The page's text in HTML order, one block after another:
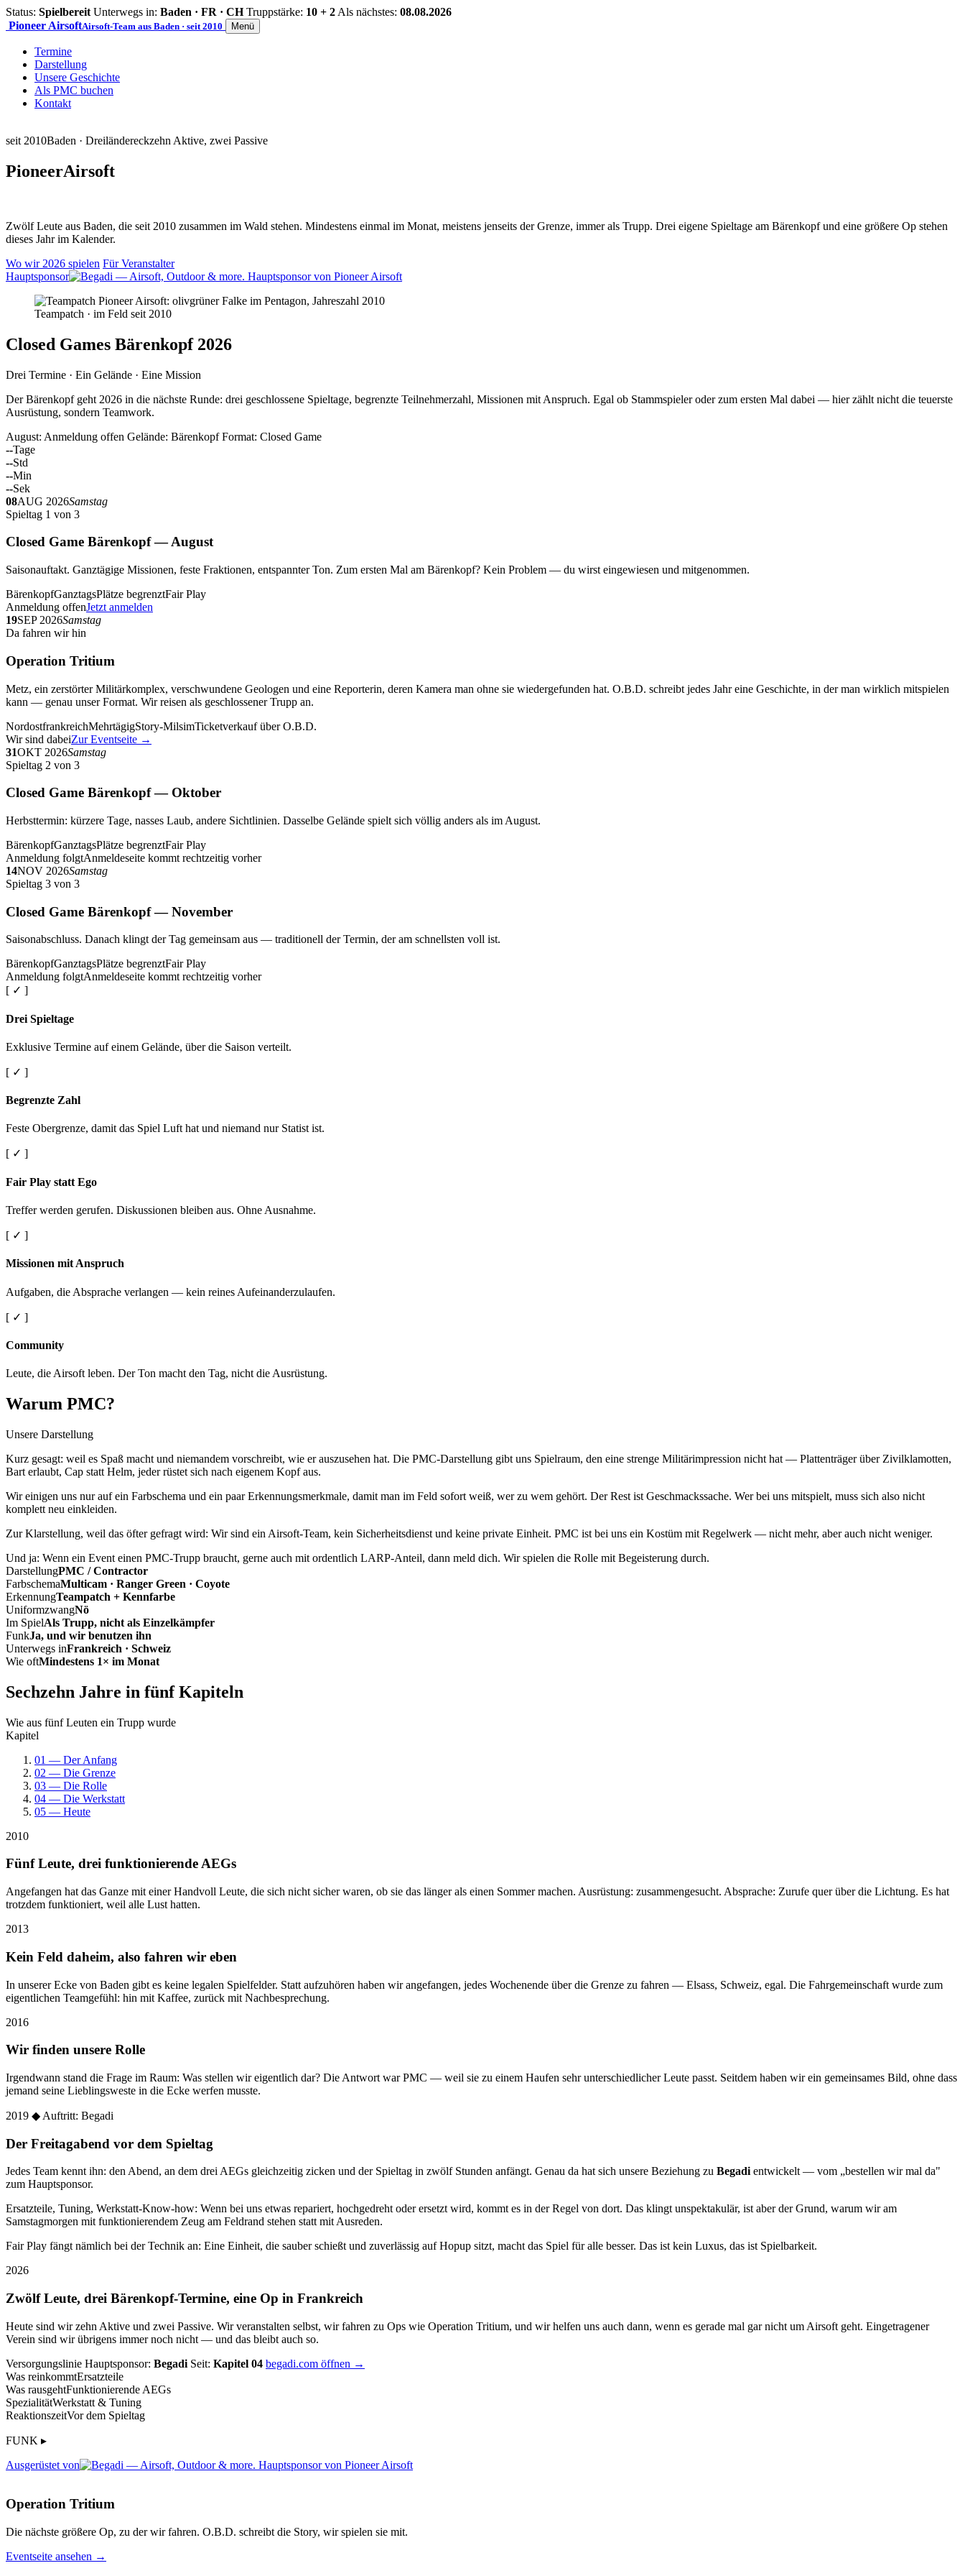
Status: Spielbereit Unterwegs in: Baden · FR · CH Truppstärke: 10 + 2 Als nächstes: 08.08.2026
Pioneer AirsoftAirsoft-Team aus Baden · seit 2010 Menü
Termine
Darstellung
Unsere Geschichte
Als PMC buchen
Kontakt
seit 2010Baden · Dreiländereckzehn Aktive, zwei Passive
PioneerAirsoft
Zwölf Leute aus Baden, die seit 2010 zusammen im Wald stehen. Mindestens einmal im Monat, meistens jenseits der Grenze, immer als Trupp. Drei eigene Spieltage am Bärenkopf und eine größere Op stehen
dieses Jahr im Kalender.
Wo wir 2026 spielen Für Veranstalter
Hauptsponsor
Teampatch · im Feld seit 2010
Closed Games Bärenkopf 2026
Drei Termine · Ein Gelände · Eine Mission
Der Bärenkopf geht 2026 in die nächste Runde: drei geschlossene Spieltage, begrenzte Teilnehmerzahl, Missionen mit Anspruch. Egal ob Stammspieler oder zum ersten Mal dabei — hier zählt nicht die teuerste
Ausrüstung, sondern Teamwork.
August: Anmeldung offen Gelände: Bärenkopf Format: Closed Game
--Tage
--Std
--Min
--Sek
08AUG 2026Samstag
Spieltag 1 von 3
Closed Game Bärenkopf — August
Saisonauftakt. Ganztägige Missionen, feste Fraktionen, entspannter Ton. Zum ersten Mal am Bärenkopf? Kein Problem — du wirst eingewiesen und mitgenommen.
BärenkopfGanztagsPlätze begrenztFair Play
Anmeldung offenJetzt anmelden
19SEP 2026Samstag
Da fahren wir hin
Operation Tritium
Metz, ein zerstörter Militärkomplex, verschwundene Geologen und eine Reporterin, deren Kamera man ohne sie wiedergefunden hat. O.B.D. schreibt jedes Jahr eine Geschichte, in der man wirklich mitspielen
kann — genau unser Format. Wir reisen als geschlossener Trupp an.
NordostfrankreichMehrtägigStory-MilsimTicketverkauf über O.B.D.
Wir sind dabeiZur Eventseite →
31OKT 2026Samstag
Spieltag 2 von 3
Closed Game Bärenkopf — Oktober
Herbsttermin: kürzere Tage, nasses Laub, andere Sichtlinien. Dasselbe Gelände spielt sich völlig anders als im August.
BärenkopfGanztagsPlätze begrenztFair Play
Anmeldung folgtAnmeldeseite kommt rechtzeitig vorher
14NOV 2026Samstag
Spieltag 3 von 3
Closed Game Bärenkopf — November
Saisonabschluss. Danach klingt der Tag gemeinsam aus — traditionell der Termin, der am schnellsten voll ist.
BärenkopfGanztagsPlätze begrenztFair Play
Anmeldung folgtAnmeldeseite kommt rechtzeitig vorher
[ ✓ ]
Drei Spieltage
Exklusive Termine auf einem Gelände, über die Saison verteilt.
[ ✓ ]
Begrenzte Zahl
Feste Obergrenze, damit das Spiel Luft hat und niemand nur Statist ist.
[ ✓ ]
Fair Play statt Ego
Treffer werden gerufen. Diskussionen bleiben aus. Ohne Ausnahme.
[ ✓ ]
Missionen mit Anspruch
Aufgaben, die Absprache verlangen — kein reines Aufeinanderzulaufen.
[ ✓ ]
Community
Leute, die Airsoft leben. Der Ton macht den Tag, nicht die Ausrüstung.
Warum PMC?
Unsere Darstellung
Kurz gesagt: weil es Spaß macht und niemandem vorschreibt, wie er auszusehen hat. Die PMC-Darstellung gibt uns Spielraum, den eine strenge Militärimpression nicht hat — Plattenträger über Zivilklamotten,
Bart erlaubt, Cap statt Helm, jeder rüstet sich nach eigenem Kopf aus.
Wir einigen uns nur auf ein Farbschema und ein paar Erkennungsmerkmale, damit man im Feld sofort weiß, wer zu wem gehört. Der Rest ist Geschmackssache. Wer bei uns mitspielt, muss sich also nicht
komplett neu einkleiden.
Zur Klarstellung, weil das öfter gefragt wird: Wir sind ein Airsoft-Team, kein Sicherheitsdienst und keine private Einheit. PMC ist bei uns ein Kostüm mit Regelwerk — nicht mehr, aber auch nicht weniger.
Und ja: Wenn ein Event einen PMC-Trupp braucht, gerne auch mit ordentlich LARP-Anteil, dann meld dich. Wir spielen die Rolle mit Begeisterung durch.
DarstellungPMC / Contractor
FarbschemaMulticam · Ranger Green · Coyote
ErkennungTeampatch + Kennfarbe
UniformzwangNö
Im SpielAls Trupp, nicht als Einzelkämpfer
FunkJa, und wir benutzen ihn
Unterwegs inFrankreich · Schweiz
Wie oftMindestens 1× im Monat
Sechzehn Jahre in fünf Kapiteln
Wie aus fünf Leuten ein Trupp wurde
Kapitel
01 — Der Anfang
02 — Die Grenze
03 — Die Rolle
04 — Die Werkstatt
05 — Heute
2010
Fünf Leute, drei funktionierende AEGs
Angefangen hat das Ganze mit einer Handvoll Leute, die sich nicht sicher waren, ob sie das länger als einen Sommer machen. Ausrüstung: zusammengesucht. Absprache: Zurufe quer über die Lichtung. Es hat
trotzdem funktioniert, weil alle Lust hatten.
2013
Kein Feld daheim, also fahren wir eben
In unserer Ecke von Baden gibt es keine legalen Spielfelder. Statt aufzuhören haben wir angefangen, jedes Wochenende über die Grenze zu fahren — Elsass, Schweiz, egal. Die Fahrgemeinschaft wurde zum
eigentlichen Teamgefühl: hin mit Kaffee, zurück mit Nachbesprechung.
2016
Wir finden unsere Rolle
Irgendwann stand die Frage im Raum: Was stellen wir eigentlich dar? Die Antwort war PMC — weil sie zu einem Haufen sehr unterschiedlicher Leute passt. Seitdem haben wir ein gemeinsames Bild, ohne dass
jemand seine Lieblingsweste in die Ecke werfen musste.
2019 ◆ Auftritt: Begadi
Der Freitagabend vor dem Spieltag
Jedes Team kennt ihn: den Abend, an dem drei AEGs gleichzeitig zicken und der Spieltag in zwölf Stunden anfängt. Genau da hat sich unsere Beziehung zu Begadientwickelt — vom „bestellen wir mal da"
zum Hauptsponsor.
Ersatzteile, Tuning, Werkstatt-Know-how: Wenn bei uns etwas repariert, hochgedreht oder ersetzt wird, kommt es in der Regel von dort. Das klingt unspektakulär, ist aber der Grund, warum wir am
Samstagmorgen mit funktionierendem Zeug am Feldrand stehen statt mit Ausreden.
Fair Play fängt nämlich bei der Technik an: Eine Einheit, die sauber schießt und zuverlässig auf Hopup sitzt, macht das Spiel für alle besser. Das ist kein Luxus, das ist Spielbarkeit.
2026
Zwölf Leute, drei Bärenkopf-Termine, eine Op in Frankreich
Heute sind wir zehn Aktive und zwei Passive. Wir veranstalten selbst, wir fahren zu Ops wie Operation Tritium, und wir helfen uns auch dann, wenn es gerade mal gar nicht um Airsoft geht. Eingetragener
Verein sind wir übrigens immer noch nicht — und das bleibt auch so.
Versorgungslinie Hauptsponsor: Begadi Seit: Kapitel 04 begadi.com öffnen →
Was reinkommtErsatzteile
Was rausgehtFunktionierende AEGs
SpezialitätWerkstatt & Tuning
ReaktionszeitVor dem Spieltag
FUNK ▸
Ausgerüstet von
Operation Tritium
Die nächste größere Op, zu der wir fahren. O.B.D. schreibt die Story, wir spielen sie mit.
Eventseite ansehen →